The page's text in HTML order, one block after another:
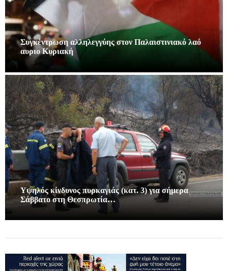
Συγκέντρωση αλληλεγγύης στον Παλαιστινιακό λαό
αυριο Κυριακή
Υψηλός κίνδυνος πυρκαγιάς (κατ. 3) για σήμερα
Σάββατο στη Θεσπρωτία…